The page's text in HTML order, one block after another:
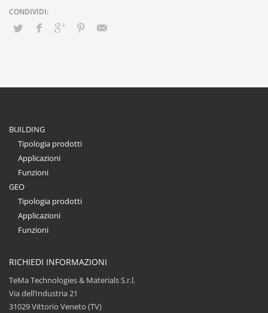
BUILDING
Tipologia prodotti
Applicazioni
Funzioni
GEO
Tipologia prodotti
Applicazioni
Funzioni
RICHIEDI INFORMAZIONI
TeMa Technologies & Materials S.r.l.
Via dell’Industria 21
31029 Vittorio Veneto (TV)